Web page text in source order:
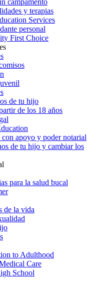
y terapias
Services
personal
First Choice
de tu hijo
de los 18 años
con apoyo y poder notarial
de tu hijo y cambiar los
para la salud bucal
de la vida
to Adulthood
Care
School